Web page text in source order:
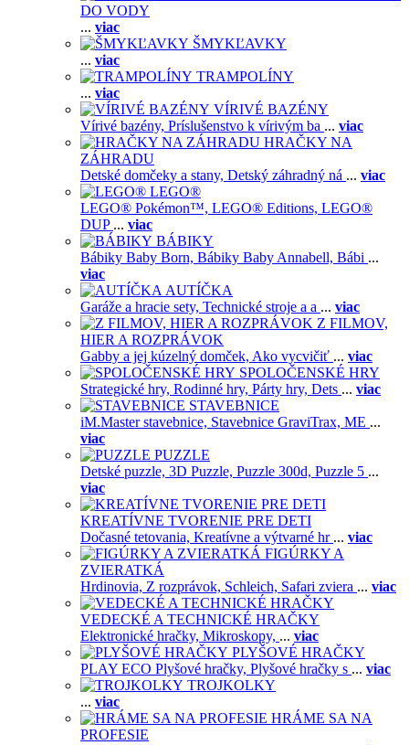
DO VODY
... viac
ŠMYKĽAVKY
... viac
TRAMPOLÍNY
... viac
VÍRIVÉ BAZÉNY
Vírivé bazény, Príslušenstvo k vírivým ba ... viac
HRAČKY NA
ZÁHRADU
Detské domčeky a stany, Detský záhradný ná ... viac
LEGO®
LEGO® Pokémon™, LEGO® Editions, LEGO®
DUP ... viac
BÁBIKY
Bábiky Baby Born, Bábiky Baby Annabell, Bábi ...
viac
AUTÍČKA
Garáže a hracie sety, Technické stroje a a ... viac
Z FILMOV,
HIER A ROZPRÁVOK
Gabby a jej kúzelný domček, Ako vycvičiť ... viac
SPOLOČENSKÉ HRY
Strategické hry, Rodinné hry, Párty hry, Dets ... viac
STAVEBNICE
iM.Master stavebnice, Stavebnice GraviTrax, ME ...
viac
PUZZLE
Detské puzzle, 3D Puzzle, Puzzle 300d, Puzzle 5 ...
viac
KREATÍVNE TVORENIE PRE DETI
Dočasné tetovania, Kreatívne a výtvarné hr ... viac
FIGÚRKY A
ZVIERATKÁ
Hrdinovia, Z rozprávok, Schleich, Safari zviera ... viac
VEDECKÉ A TECHNICKÉ HRAČKY
Elektronické hračky, Mikroskopy, ... viac
PLYŠOVÉ HRAČKY
PLAY ECO Plyšové hračky, Plyšové hračky s ... viac
TROJKOLKY
... viac
HRÁME SA NA
PROFESIE